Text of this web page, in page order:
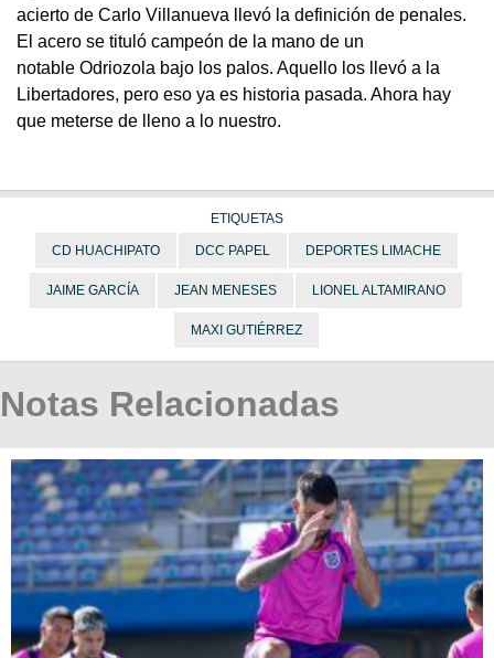
acierto de Carlo Villanueva llevó la definición de penales.
El acero se tituló campeón de la mano de un
notable Odriozola bajo los palos. Aquello los llevó a la
Libertadores, pero eso ya es historia pasada. Ahora hay
que meterse de lleno a lo nuestro.
ETIQUETAS
CD HUACHIPATO DCC PAPEL DEPORTES LIMACHE
JAIME GARCÍA JEAN MENESES LIONEL ALTAMIRANO
MAXI GUTIÉRREZ
Notas Relacionadas